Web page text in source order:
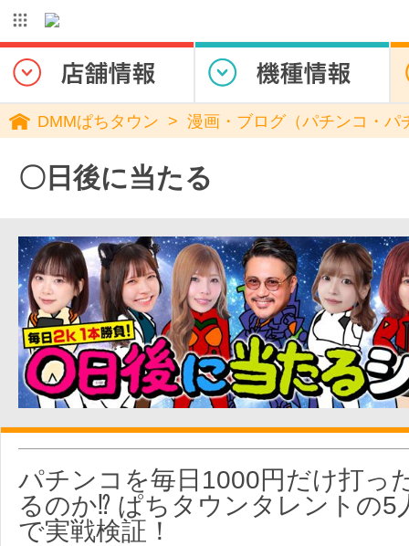
DMMぱちタウン 漫画・ブログ（パチンコ・パ
〇日後に当たる
パチンコを毎日1000円だけ打っ
るのか⁉ ぱちタウンタレントの5
で実戦検証！